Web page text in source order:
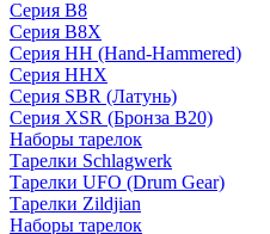
Серия B8
Серия B8X
Серия HH (Hand-Hammered)
Серия HHX
Серия SBR (Латунь)
Серия XSR (Бронза B20)
Наборы тарелок
Тарелки Schlagwerk
Тарелки UFO (Drum Gear)
Тарелки Zildjian
Наборы тарелок